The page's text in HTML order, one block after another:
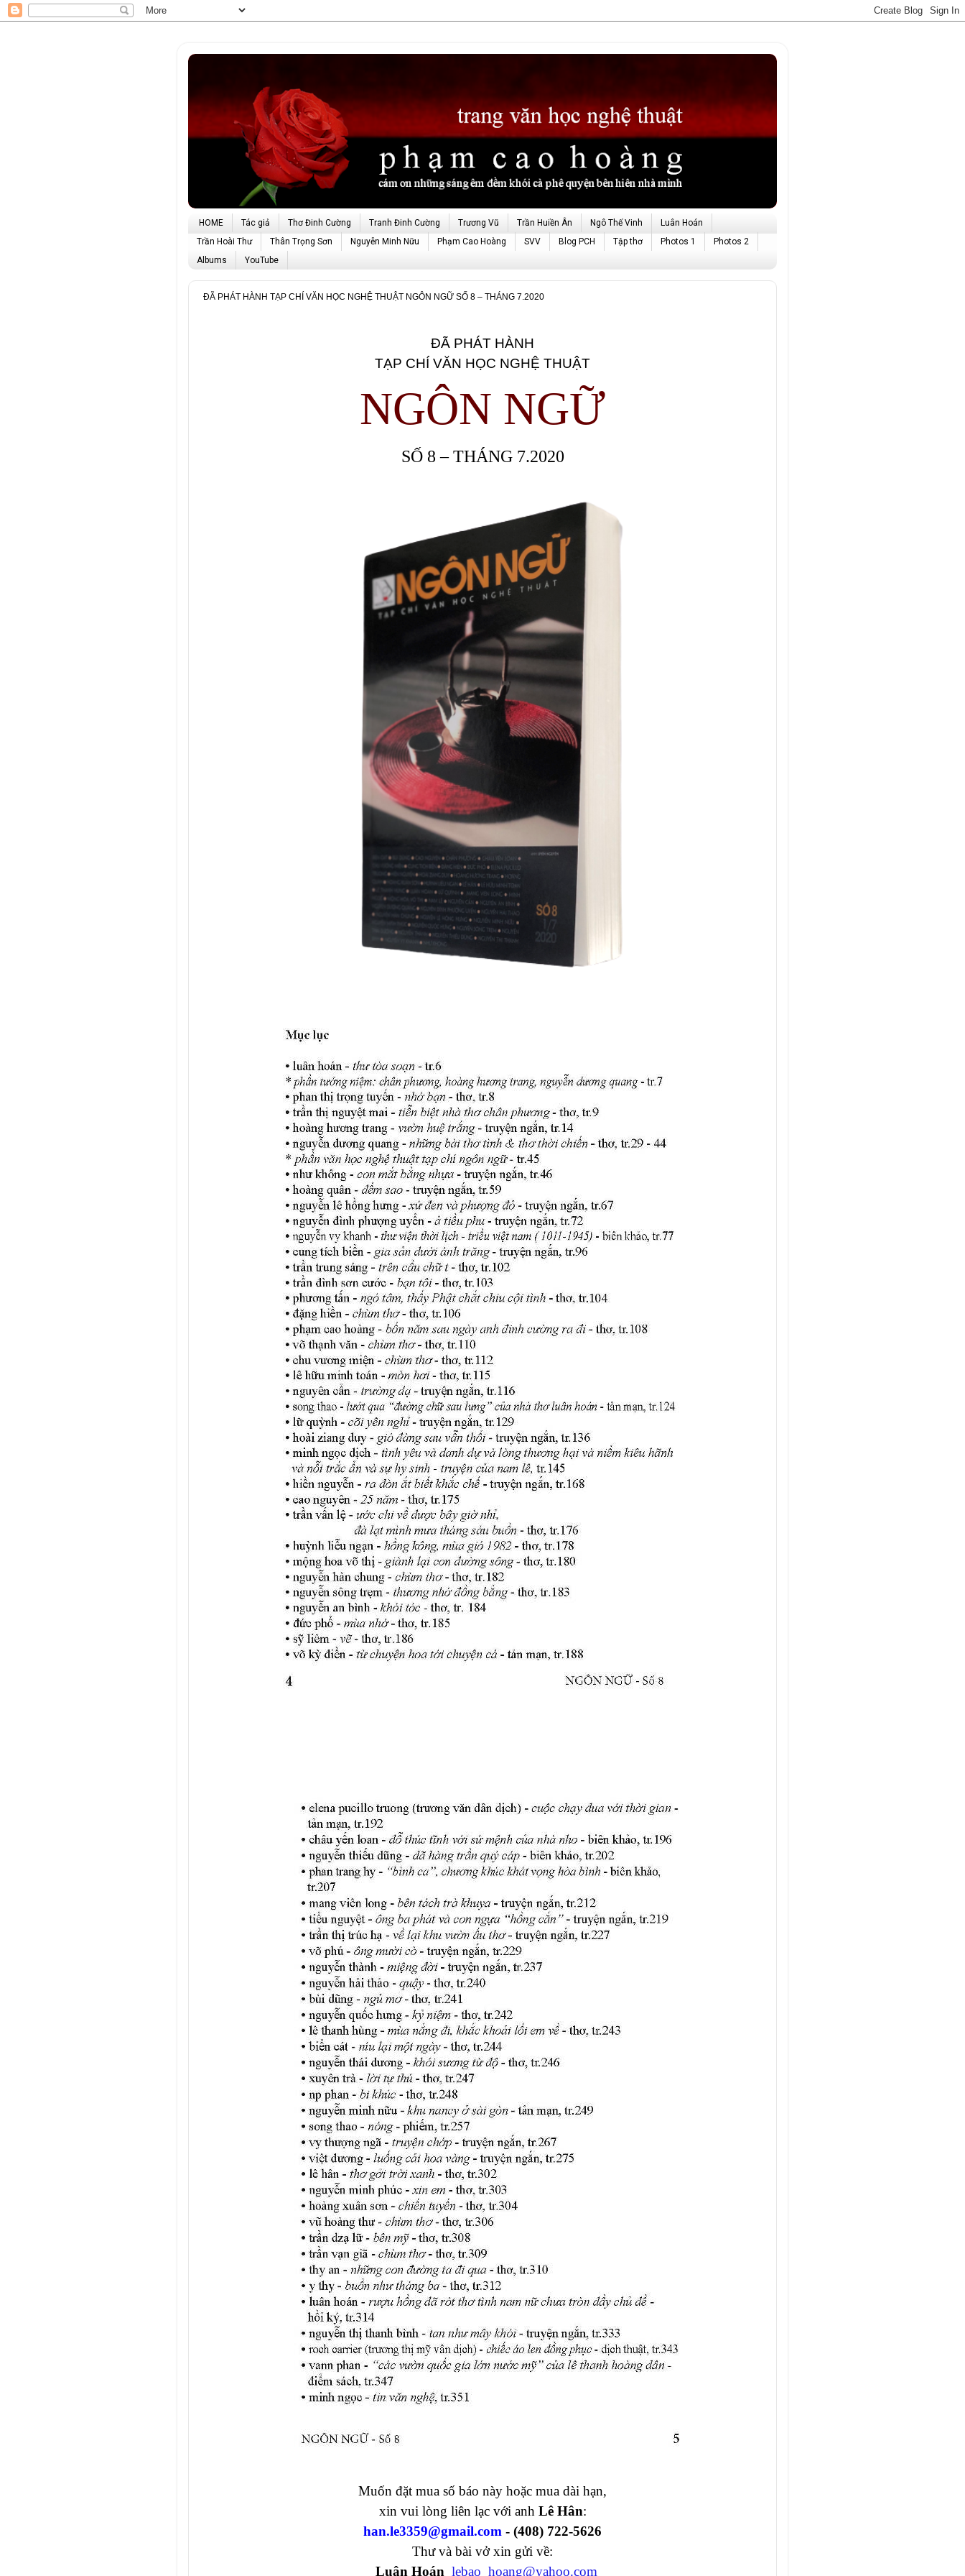
HOME Tác giả Thơ Đinh Cường Tranh Đinh Cường Trương Vũ Trần Huiền Ân Ngô Thế Vinh
Luân Hoán
Trần Hoài Thư
Thân Trọng Sơn Nguyễn Minh Nữu Phạm Cao Hoàng SVV Blog PCH Tập thơ Photos 1
Photos 2
Albums
YouTube
ĐÃ PHÁT HÀNH TẠP CHÍ VĂN HỌC NGHỆ THUẬT NGÔN NGỮ SỐ 8 – THÁNG 7.2020
ĐÃ PHÁT HÀNH
TẠP CHÍ VĂN HỌC NGHỆ THUẬT
NGÔN NGỮ
SỐ 8 – THÁNG 7.2020
Muốn đặt mua số báo này hoặc mua dài hạn,
xin vui lòng liên lạc với anh Lê Hân:
han.le3359@gmail.com - (408) 722-5626
Thư và bài vở xin gửi về:
Luân Hoán lebao_hoang@yahoo.com